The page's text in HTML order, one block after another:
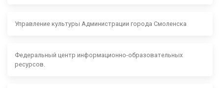
Управление культуры Администрации города Смоленска
Федеральный центр информационно-образовательных
ресурсов.